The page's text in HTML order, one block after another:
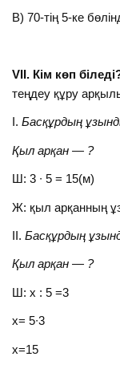
В) 70-тің 5-ке
VII. Кім көп
теңдеу құру
І.Басқұрдың
Қыл арқан — ?
Ш: 3 ∙ 5 = 15(м)
Ж: қыл арқанның
ІІ.Басқұрдың
Қыл арқан — ?
Ш: х : 5 =3
х= 5∙3
х=15